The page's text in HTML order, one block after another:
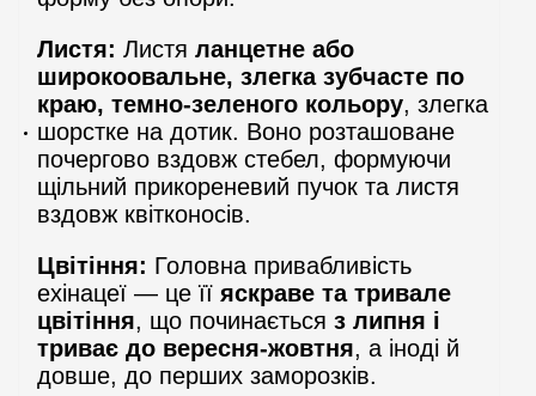
Листя: Листя ланцетне або
широкоовальне, злегка зубчасте по
краю, темно-зеленого кольору, злегка
шорстке на дотик. Воно розташоване
почергово вздовж стебел, формуючи
щільний прикореневий пучок та листя
вздовж квітконосів.
Цвітіння: Головна привабливість
ехінацеї — це її яскраве та тривале
цвітіння, що починається з липня і
триває до вересня-жовтня, а іноді й
довше, до перших заморозків.